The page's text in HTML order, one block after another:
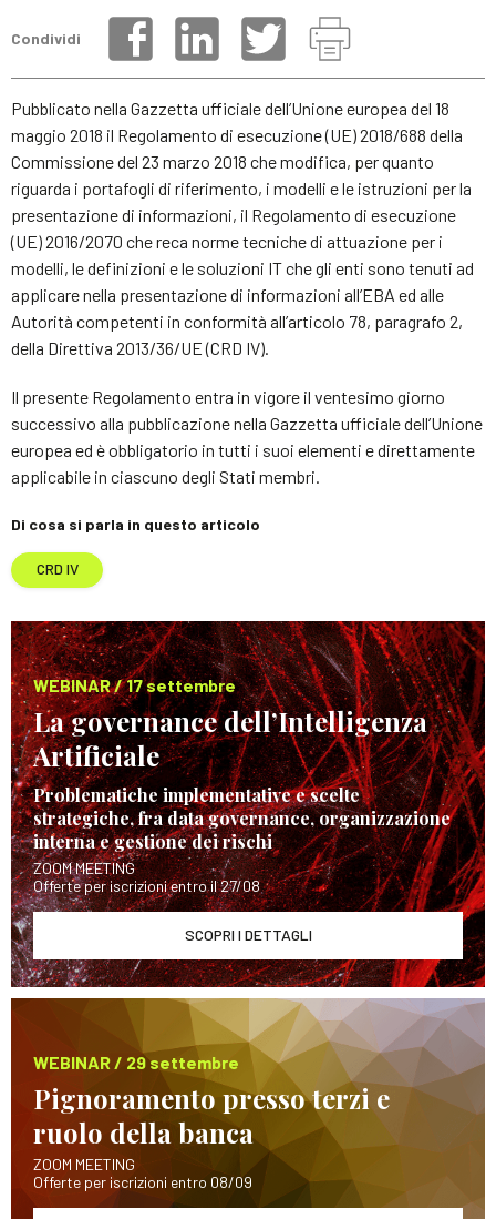
Condividi
Pubblicato nella Gazzetta ufficiale dell’Unione europea del 18
maggio 2018 il Regolamento di esecuzione (UE) 2018/688 della
Commissione del 23 marzo 2018 che modifica, per quanto
riguarda i portafogli di riferimento, i modelli e le istruzioni per la
presentazione di informazioni, il Regolamento di esecuzione
(UE) 2016/2070 che reca norme tecniche di attuazione per i
modelli, le definizioni e le soluzioni IT che gli enti sono tenuti ad
applicare nella presentazione di informazioni all’EBA ed alle
Autorità competenti in conformità all’articolo 78, paragrafo 2,
della Direttiva 2013/36/UE (CRD IV).
Il presente Regolamento entra in vigore il ventesimo giorno
successivo alla pubblicazione nella Gazzetta ufficiale dell’Unione
europea ed è obbligatorio in tutti i suoi elementi e direttamente
applicabile in ciascuno degli Stati membri.
Di cosa si parla in questo articolo
CRD IV
WEBINAR / 17 settembre
La governance dell’Intelligenza
Artificiale
Problematiche implementative e scelte
strategiche, fra data governance, organizzazione
interna e gestione dei rischi
ZOOM MEETING
Offerte per iscrizioni entro il 27/08
SCOPRI I DETTAGLI
WEBINAR / 29 settembre
Pignoramento presso terzi e
ruolo della banca
ZOOM MEETING
Offerte per iscrizioni entro 08/09